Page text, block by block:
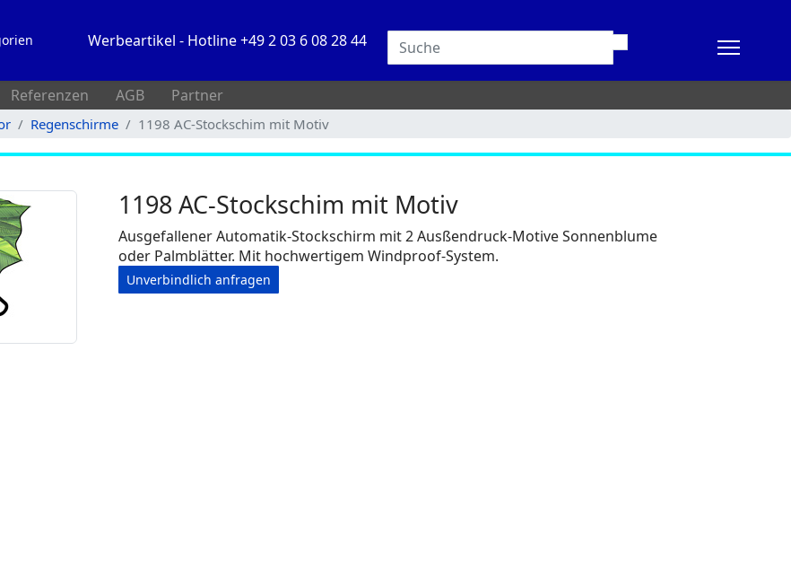
Werbeartikel - Hotline +49 2 03 6 08 28 44
Referenzen AGB Partner
Regenschirme 1198 AC-Stockschim mit Motiv
1198 AC-Stockschim mit Motiv
Ausgefallener Automatik-Stockschirm mit 2 Ausßendruck-Motive Sonnenblume
oder Palmblätter. Mit hochwertigem Windproof-System.
Unverbindlich anfragen